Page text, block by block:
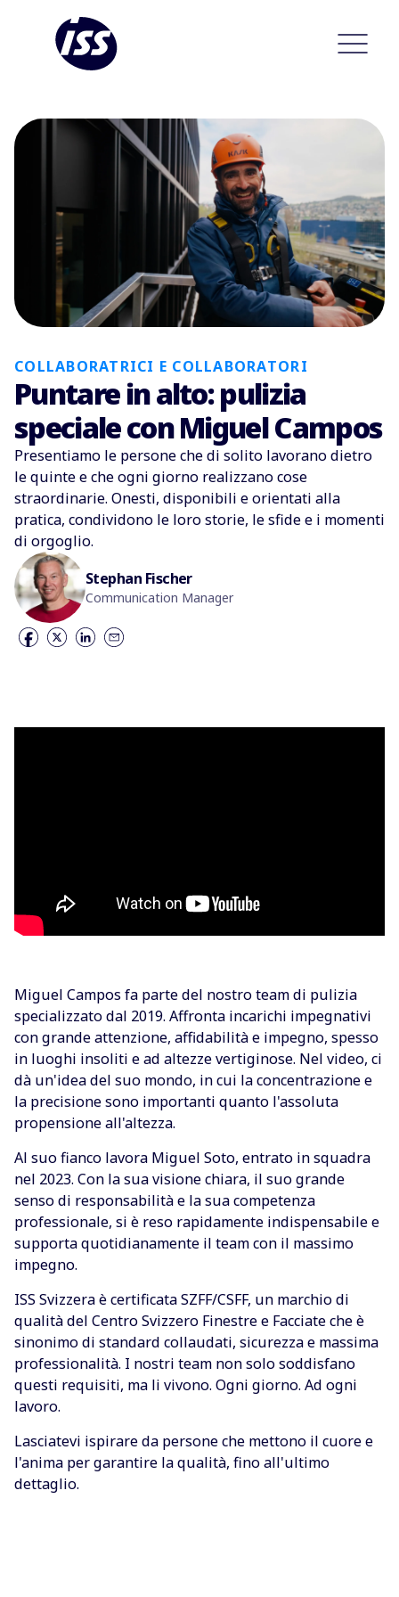
COLLABORATRICI E COLLABORATORI
Puntare in alto: pulizia
speciale con Miguel Campos
Presentiamo le persone che di solito lavorano dietro
le quinte e che ogni giorno realizzano cose
straordinarie. Onesti, disponibili e orientati alla
pratica, condividono le loro storie, le sfide e i momenti
di orgoglio.
Stephan Fischer
Communication Manager
Miguel Campos fa parte del nostro team di pulizia
specializzato dal 2019. Affronta incarichi impegnativi
con grande attenzione, affidabilità e impegno, spesso
in luoghi insoliti e ad altezze vertiginose. Nel video, ci
dà un'idea del suo mondo, in cui la concentrazione e
la precisione sono importanti quanto l'assoluta
propensione all'altezza.
Al suo fianco lavora Miguel Soto, entrato in squadra
nel 2023. Con la sua visione chiara, il suo grande
senso di responsabilità e la sua competenza
professionale, si è reso rapidamente indispensabile e
supporta quotidianamente il team con il massimo
impegno.
ISS Svizzera è certificata SZFF/CSFF, un marchio di
qualità del Centro Svizzero Finestre e Facciate che è
sinonimo di standard collaudati, sicurezza e massima
professionalità. I nostri team non solo soddisfano
questi requisiti, ma li vivono. Ogni giorno. Ad ogni
lavoro.
Lasciatevi ispirare da persone che mettono il cuore e
l'anima per garantire la qualità, fino all'ultimo
dettaglio.